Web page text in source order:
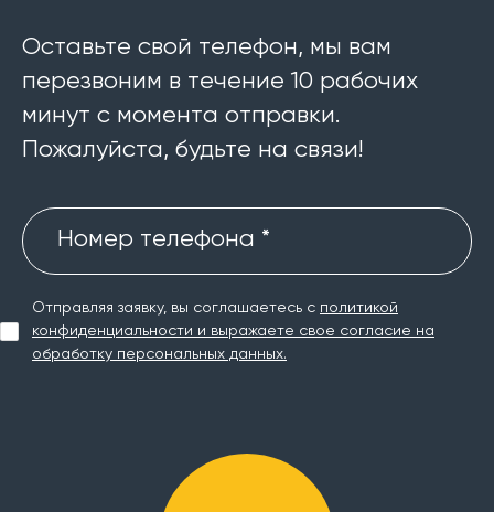
Оставьте свой телефон, мы вам
перезвоним в течение 10 рабочих
минут с момента отправки.
Пожалуйста, будьте на связи!
Номер телефона *
Отправляя заявку, вы соглашаетесь с политикой
конфиденциальности и выражаете свое согласие на
обработку персональных данных.